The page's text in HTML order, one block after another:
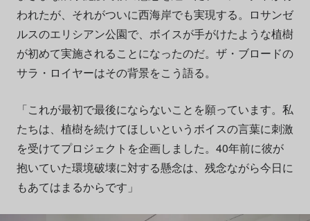
われたが、それがついに西海岸でも実現する。ロサンゼ
ルスのエリシアン公園で、ボイスが手がけたような植樹
が初めて実施されることになったのだ。ザ・ブロードの
サラ・ロイヤーはその背景をこう語る。
「これが最初で最後にならないことを願っています。私
たちは、植樹を続けてほしいというボイスの言葉に刺激
を受けてプロジェクトを企画しました。40年前に彼が
抱いていた環境破壊に対する懸念は、残念ながら今日に
もあてはまるからです」